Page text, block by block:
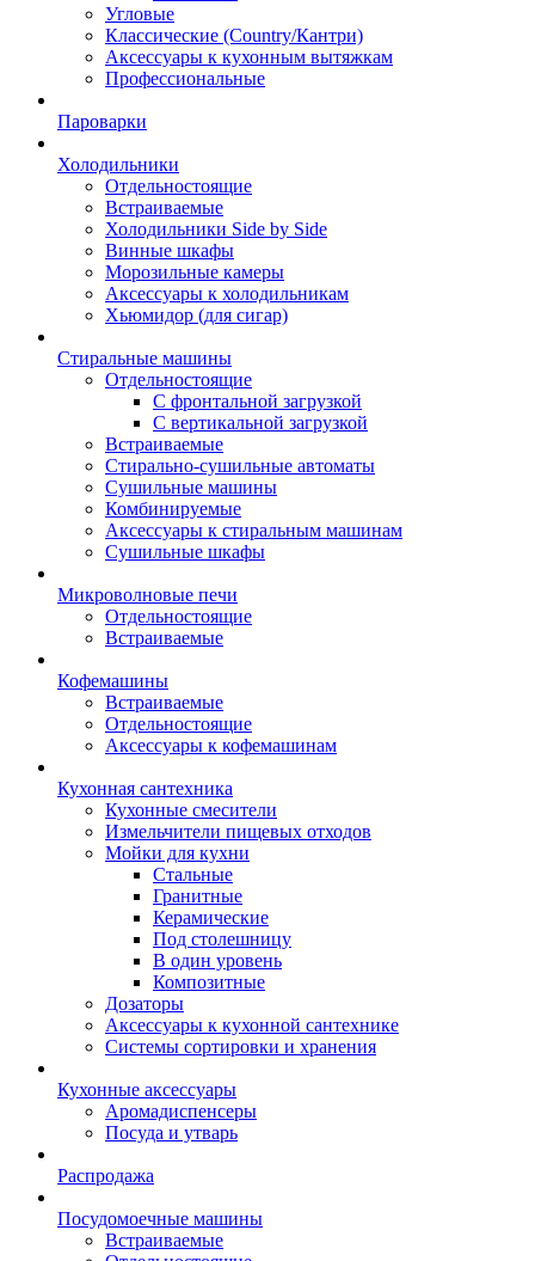
Угловые
Классические (Country/Кантри)
Аксессуары к кухонным вытяжкам
Профессиональные
Пароварки
Холодильники
Отдельностоящие
Встраиваемые
Холодильники Side by Side
Винные шкафы
Морозильные камеры
Аксессуары к холодильникам
Хьюмидор (для сигар)
Стиральные машины
Отдельностоящие
С фронтальной загрузкой
С вертикальной загрузкой
Встраиваемые
Стирально-сушильные автоматы
Сушильные машины
Комбинируемые
Аксессуары к стиральным машинам
Сушильные шкафы
Микроволновые печи
Отдельностоящие
Встраиваемые
Кофемашины
Встраиваемые
Отдельностоящие
Аксессуары к кофемашинам
Кухонная сантехника
Кухонные смесители
Измельчители пищевых отходов
Мойки для кухни
Стальные
Гранитные
Керамические
Под столешницу
В один уровень
Композитные
Дозаторы
Аксессуары к кухонной сантехнике
Системы сортировки и хранения
Кухонные аксессуары
Аромадиспенсеры
Посуда и утварь
Распродажа
Посудомоечные машины
Встраиваемые